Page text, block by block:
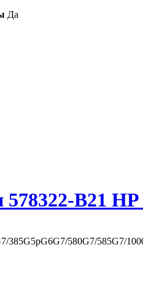
Да
B21
385G5pG6G7/580G7/585G7/